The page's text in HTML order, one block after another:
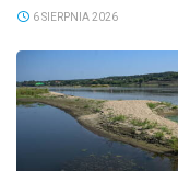
6 SIERPNIA 2026